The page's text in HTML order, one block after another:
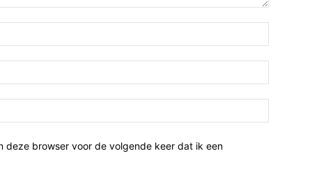
deze browser voor de volgende keer dat ik een